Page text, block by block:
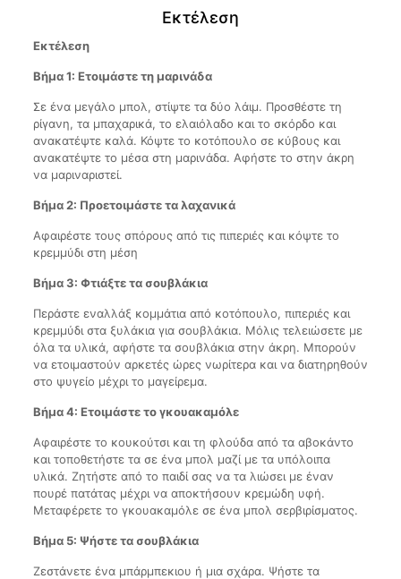
Εκτέλεση
Εκτέλεση
Βήμα 1: Ετοιμάστε τη μαρινάδα
Σε ένα μεγάλο μπολ, στίψτε τα δύο λάιμ. Προσθέστε τη
ρίγανη, τα μπαχαρικά, το ελαιόλαδο και το σκόρδο και
ανακατέψτε καλά. Κόψτε το κοτόπουλο σε κύβους και
ανακατέψτε το μέσα στη μαρινάδα. Αφήστε το στην άκρη
να μαριναριστεί.
Βήμα 2: Προετοιμάστε τα λαχανικά
Αφαιρέστε τους σπόρους από τις πιπεριές και κόψτε το
κρεμμύδι στη μέση
Βήμα 3: Φτιάξτε τα σουβλάκια
Περάστε εναλλάξ κομμάτια από κοτόπουλο, πιπεριές και
κρεμμύδι στα ξυλάκια για σουβλάκια. Μόλις τελειώσετε με
όλα τα υλικά, αφήστε τα σουβλάκια στην άκρη. Μπορούν
να ετοιμαστούν αρκετές ώρες νωρίτερα και να διατηρηθούν
στο ψυγείο μέχρι το μαγείρεμα.
Βήμα 4: Ετοιμάστε το γκουακαμόλε
Αφαιρέστε το κουκούτσι και τη φλούδα από τα αβοκάντο
και τοποθετήστε τα σε ένα μπολ μαζί με τα υπόλοιπα
υλικά. Ζητήστε από το παιδί σας να τα λιώσει με έναν
πουρέ πατάτας μέχρι να αποκτήσουν κρεμώδη υφή.
Μεταφέρετε το γκουακαμόλε σε ένα μπολ σερβιρίσματος.
Βήμα 5: Ψήστε τα σουβλάκια
Ζεστάνετε ένα μπάρμπεκιου ή μια σχάρα. Ψήστε τα